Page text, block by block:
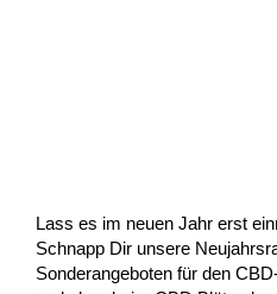
Lass es im neuen Jahr erst
Schnapp Dir unsere
Sonderangeboten für den